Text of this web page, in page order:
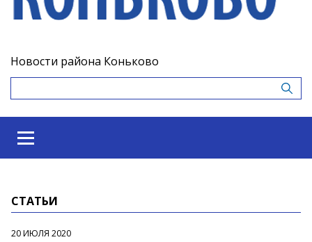
Новости района Коньково
СТАТЬИ
20 ИЮЛЯ 2020